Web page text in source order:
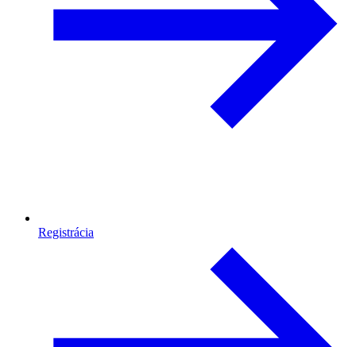
Registrácia